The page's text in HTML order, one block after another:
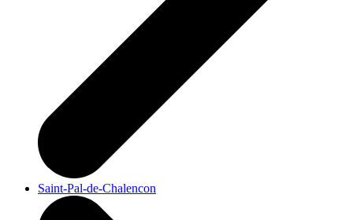
Saint-Pal-de-Chalencon